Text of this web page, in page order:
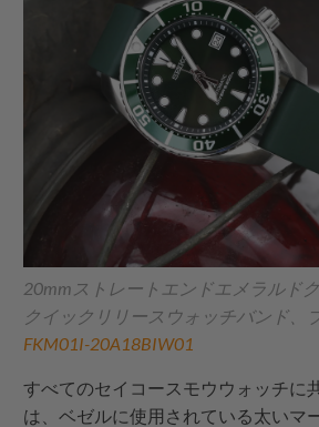
20mmストレートエンドエメラルド
クイックリリースウォッチバンド、
FKM01I-20A18BIW01
すべてのセイコースモウウォッチに
は、ベゼルに使用されている太いマ